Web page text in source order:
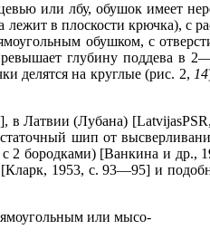
или лбу, обушок имеет
лежит в плоскости крючка),
обушком, с
глубину поддева в
делятся на круглые (рис. 2, 14
Латвии (Лубана) [LatvijasPSR,
шип от
2 бородками) [Ванкина и др.,
1953, с. 93—95] и
или мысо-